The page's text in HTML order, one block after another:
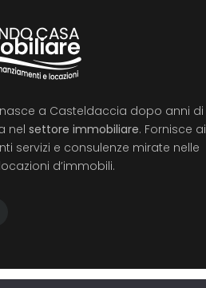
nasce a Casteldaccia dopo anni di
nel settore immobiliare. Fornisce ai
servizi e consulenze mirate nelle
d’immobili.